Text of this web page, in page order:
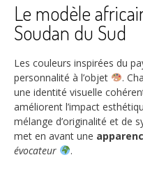
Le modèle
Soudan du Sud
Les couleurs inspirées du
personnalité à l’objet
.
une identité visuelle
améliorent l’impact
mélange d’originalité et de
met en avant une
évocateur
.